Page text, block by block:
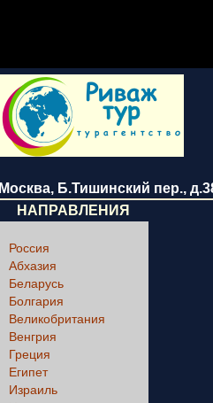
Москва, Б.Тишинский пер.,
НАПРАВЛЕНИЯ
Россия
Абхазия
Беларусь
Болгария
Великобритания
Венгрия
Греция
Египет
Израиль